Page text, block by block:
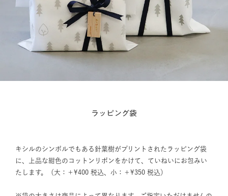
ラッピング袋
キシルのシンボルでもある針葉樹がプリントされたラッピング袋
に、上品な紺色のコットンリボンをかけて、ていねいにお包みい
たします。（大：＋¥400 税込、小：＋¥350 税込）